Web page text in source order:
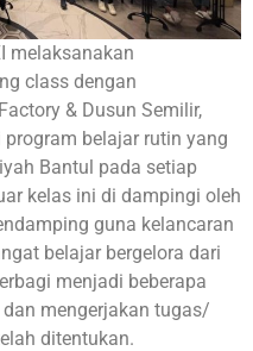
melaksanakan
class dengan
& Dusun Semilir,
belajar rutin yang
Bantul pada setiap
kelas ini di dampingi oleh
guna kelancaran
belajar bergelora dari
menjadi beberapa
mengerjakan tugas/
ditentukan.